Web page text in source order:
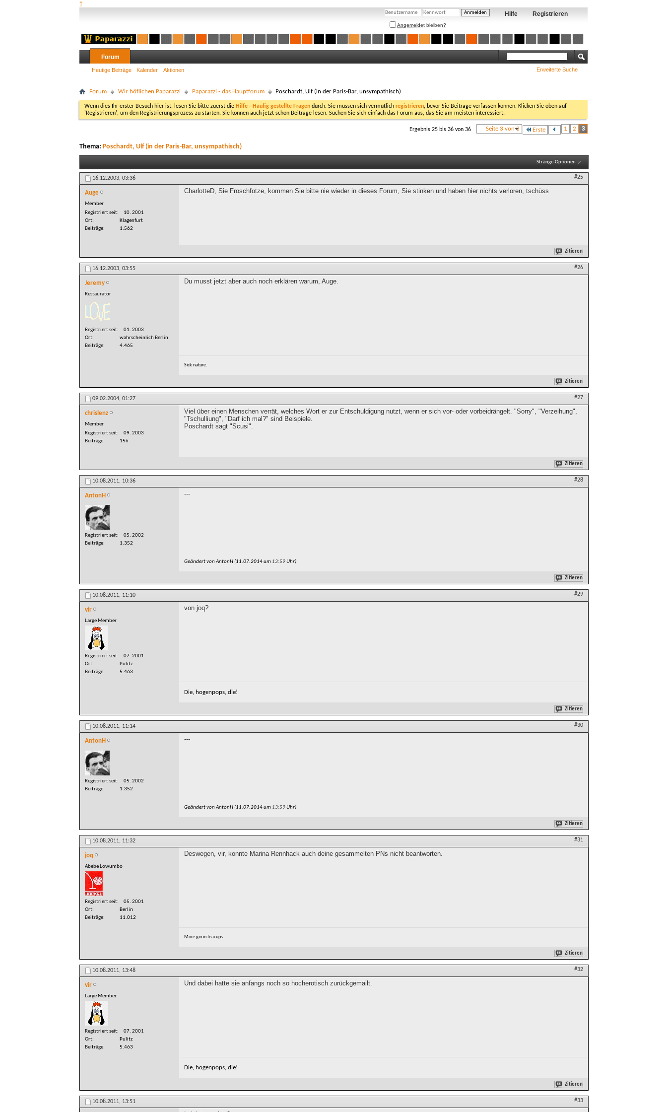
†
Registrieren
Hilfe
Angemeldet bleiben?
Forum
Heutige Beiträge Kalender Aktionen Erweiterte Suche
Forum Wir höflichen Paparazzi Paparazzi - das Hauptforum Poschardt, Ulf (in der Paris-Bar, unsympathisch)
Wenn dies Ihr erster Besuch hier ist, lesen Sie bitte zuerst die Hilfe - Häufig gestellte Fragen durch. Sie müssen sich vermutlich registrieren, bevor Sie Beiträge verfassen können. Klicken Sie oben auf
'Registrieren', um den Registrierungsprozess zu starten. Sie können auch jetzt schon Beiträge lesen. Suchen Sie sich einfach das Forum aus, das Sie am meisten interessiert.
Seite 3 von 3 Erste 1 2 3
Ergebnis 25 bis 36 von 36
Thema: Poschardt, Ulf (in der Paris-Bar, unsympathisch)
Stränge-Optionen
16.12.2003, 03:36 #25
Auge
Member
Registriert seit
10. 2001
Ort
Klagenfurt
Beiträge
1.562
CharlotteD, Sie Froschfotze, kommen Sie bitte nie wieder in dieses Forum, Sie stinken und haben hier nichts verloren, tschüss
Zitieren
16.12.2003, 03:55 #26
Jeremy
Restaurator
Registriert seit
01. 2003
Ort
wahrscheinlich Berlin
Beiträge
4.465
Du musst jetzt aber auch noch erklären warum, Auge.
Sick nature.
Zitieren
09.02.2004, 01:27 #27
chrislenz
Member
Registriert seit
09. 2003
Beiträge
156
Viel über einen Menschen verrät, welches Wort er zur Entschuldigung nutzt, wenn er sich vor- oder vorbeidrängelt. "Sorry", "Verzeihung",
"Tschulliung", "Darf ich mal?" sind Beispiele.
Poschardt sagt "Scusi".
Zitieren
10.08.2011, 10:36 #28
AntonH
Registriert seit
05. 2002
Beiträge
1.352
---
Geändert von AntonH (11.07.2014 um 13:59Uhr)
Zitieren
10.08.2011, 11:10 #29
vir
Large Member
Registriert seit
07. 2001
Ort
Pulitz
Beiträge
5.463
von joq?
Die, hogenpops, die!
Zitieren
10.08.2011, 11:14 #30
AntonH
Registriert seit
05. 2002
Beiträge
1.352
---
Geändert von AntonH (11.07.2014 um 13:59Uhr)
Zitieren
10.08.2011, 11:32 #31
joq
Abebe Lowumbo
Registriert seit
05. 2001
Ort
Berlin
Beiträge
11.012
Deswegen, vir, konnte Marina Rennhack auch deine gesammelten PNs nicht beantworten.
More gin in teacups
Zitieren
10.08.2011, 13:48 #32
vir
Large Member
Registriert seit
07. 2001
Ort
Pulitz
Beiträge
5.463
Und dabei hatte sie anfangs noch so hocherotisch zurückgemailt.
Die, hogenpops, die!
Zitieren
10.08.2011, 13:51 #33